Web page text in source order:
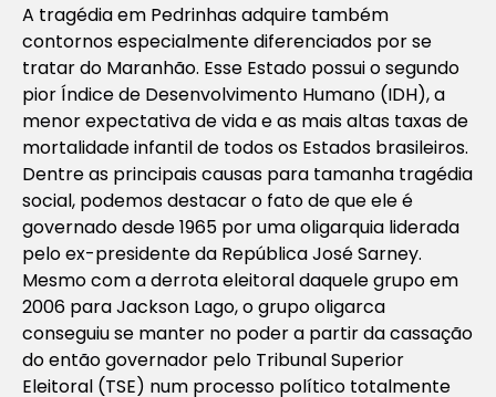
A tragédia em Pedrinhas adquire também
contornos especialmente diferenciados por se
tratar do Maranhão. Esse Estado possui o segundo
pior Índice de Desenvolvimento Humano (IDH), a
menor expectativa de vida e as mais altas taxas de
mortalidade infantil de todos os Estados brasileiros.
Dentre as principais causas para tamanha tragédia
social, podemos destacar o fato de que ele é
governado desde 1965 por uma oligarquia liderada
pelo ex-presidente da República José Sarney.
Mesmo com a derrota eleitoral daquele grupo em
2006 para Jackson Lago, o grupo oligarca
conseguiu se manter no poder a partir da cassação
do então governador pelo Tribunal Superior
Eleitoral (TSE) num processo político totalmente